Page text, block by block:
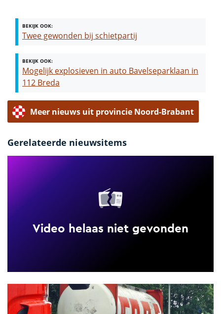
BEKIJK OOK:
Twee gewonden bij schietpartij
BEKIJK OOK:
Mogelijk explosieven in auto Bavelseparklaan in
112 Breda
Meer nieuws uit provincie Noord-Brabant
Gerelateerde nieuwsitems